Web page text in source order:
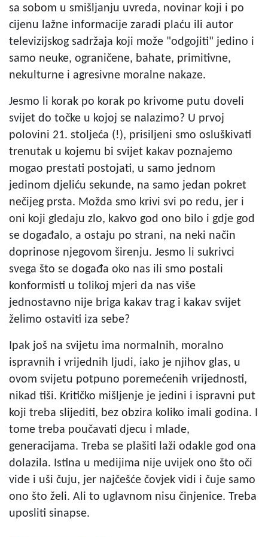
sa sobom u smišljanju uvreda, novinar koji i po
cijenu lažne informacije zaradi plaću ili autor
televizijskog sadržaja koji može "odgojiti" jedino i
samo neuke, ograničene, bahate, primitivne,
nekulturne i agresivne moralne nakaze.
Jesmo li korak po korak po krivome putu doveli
svijet do točke u kojoj se nalazimo? U prvoj
polovini 21. stoljeća (!), prisiljeni smo osluškivati
trenutak u kojemu bi svijet kakav poznajemo
mogao prestati postojati, u samo jednom
jedinom djeliću sekunde, na samo jedan pokret
nečijeg prsta. Možda smo krivi svi po redu, jer i
oni koji gledaju zlo, kakvo god ono bilo i gdje god
se događalo, a ostaju po strani, na neki način
doprinose njegovom širenju. Jesmo li sukrivci
svega što se događa oko nas ili smo postali
konformisti u tolikoj mjeri da nas više
jednostavno nije briga kakav trag i kakav svijet
želimo ostaviti iza sebe?
Ipak još na svijetu ima normalnih, moralno
ispravnih i vrijednih ljudi, iako je njihov glas, u
ovom svijetu potpuno poremećenih vrijednosti,
nikad tiši. Kritičko mišljenje je jedini i ispravni put
koji treba slijediti, bez obzira koliko imali godina. I
tome treba poučavati djecu i mlade,
generacijama. Treba se plašiti laži odakle god ona
dolazila. Istina u medijima nije uvijek ono što oči
vide i uši čuju, jer najčešće čovjek vidi i čuje samo
ono što želi. Ali to uglavnom nisu činjenice. Treba
uposliti sinapse.